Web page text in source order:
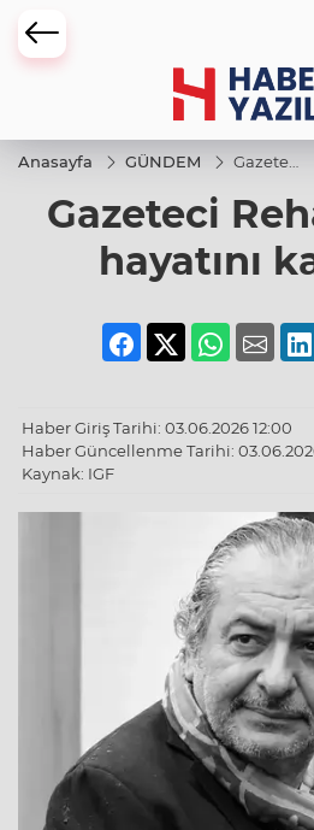
Anasayfa GÜNDEM
Gazeteci
Muhtar
hayatını
Gazeteci
hayatını
Haber Giriş Tarihi: 03.06.2026 12:00
Haber Güncellenme Tarihi:
Kaynak: IGF